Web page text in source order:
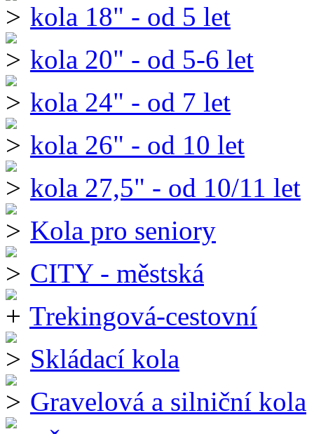
kola 18" - od 5 let
kola 20" - od 5-6 let
kola 24" - od 7 let
kola 26" - od 10 let
kola 27,5" - od 10/11 let
Kola pro seniory
CITY - městská
Trekingová-cestovní
Skládací kola
Gravelová a silniční kola